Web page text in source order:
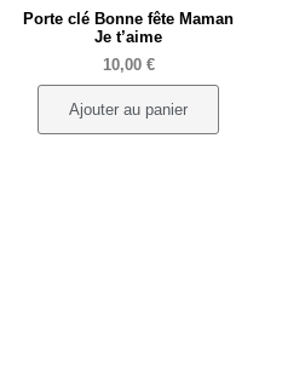
Porte clé Bonne fête Maman
Je t’aime
10,00 €
Ajouter au panier